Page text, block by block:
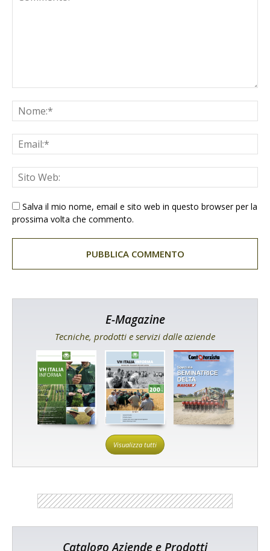
Salva il mio nome, email e sito web in questo browser per la
prossima volta che commento.
E-Magazine
Tecniche, prodotti e servizi dalle aziende
Visualizza tutti
Catalogo Aziende e Prodotti